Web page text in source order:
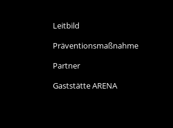
Leitbild
Präventionsmaßnahme
Partner
Gaststätte ARENA